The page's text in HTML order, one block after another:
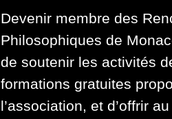
Devenir membre des
Philosophiques de
de soutenir les activités
formations gratuites
l’association, et d’offrir